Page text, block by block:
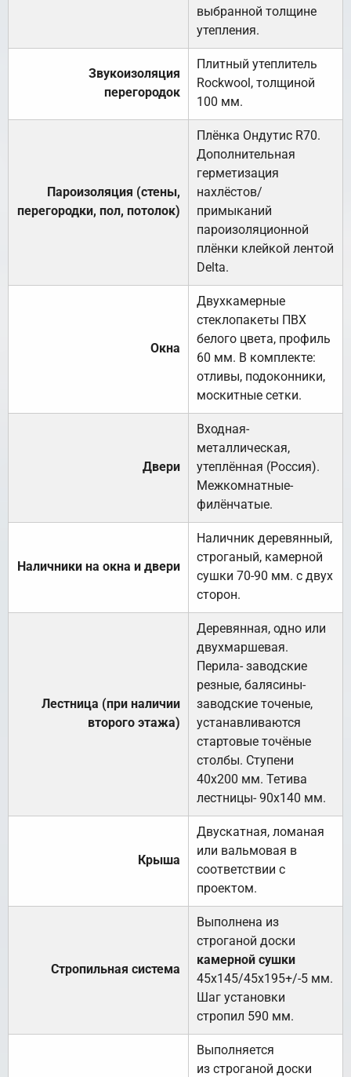
выбранной толщине
утепления.
Звукоизоляция
перегородок
Плитный утеплитель
Rockwool, толщиной
100 мм.
Пароизоляция (стены,
перегородки, пол, потолок)
Плёнка Ондутис R70.
Дополнительная
герметизация
нахлёстов/
примыканий
пароизоляционной
плёнки клейкой лентой
Delta.
Окна
Двухкамерные
стеклопакеты ПВХ
белого цвета, профиль
60 мм. В комплекте:
отливы, подоконники,
москитные сетки.
Двери
Входная-
металлическая,
утеплённая (Россия).
Межкомнатные-
филёнчатые.
Наличники на окна и двери
Наличник деревянный,
строганый, камерной
сушки 70-90 мм. с двух
сторон.
Лестница (при наличии
второго этажа)
Деревянная, одно или
двухмаршевая.
Перила- заводские
резные, балясины-
заводские точеные,
устанавливаются
стартовые точёные
столбы. Ступени
40х200 мм. Тетива
лестницы- 90х140 мм.
Крыша
Двускатная, ломаная
или вальмовая в
соответствии с
проектом.
Стропильная система
Выполнена из
строганой доски
камерной сушки
45х145/45х195+/-5 мм.
Шаг установки
стропил 590 мм.
Выполняется
из строганой доски